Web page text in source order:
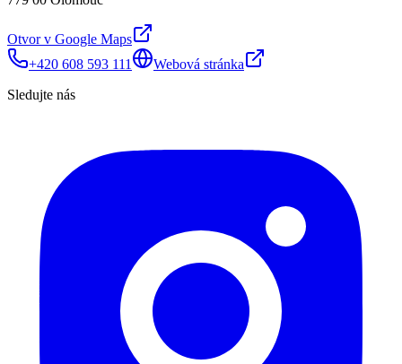
Otvor v Google Maps
+420 608 593 111
Webová stránka
Sledujte nás